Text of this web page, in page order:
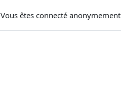
Vous êtes connecté anonymement